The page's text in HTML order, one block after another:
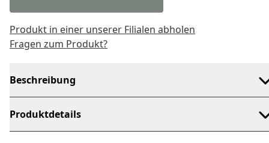
Produkt in einer unserer Filialen abholen
Fragen zum Produkt?
Beschreibung
Produktdetails